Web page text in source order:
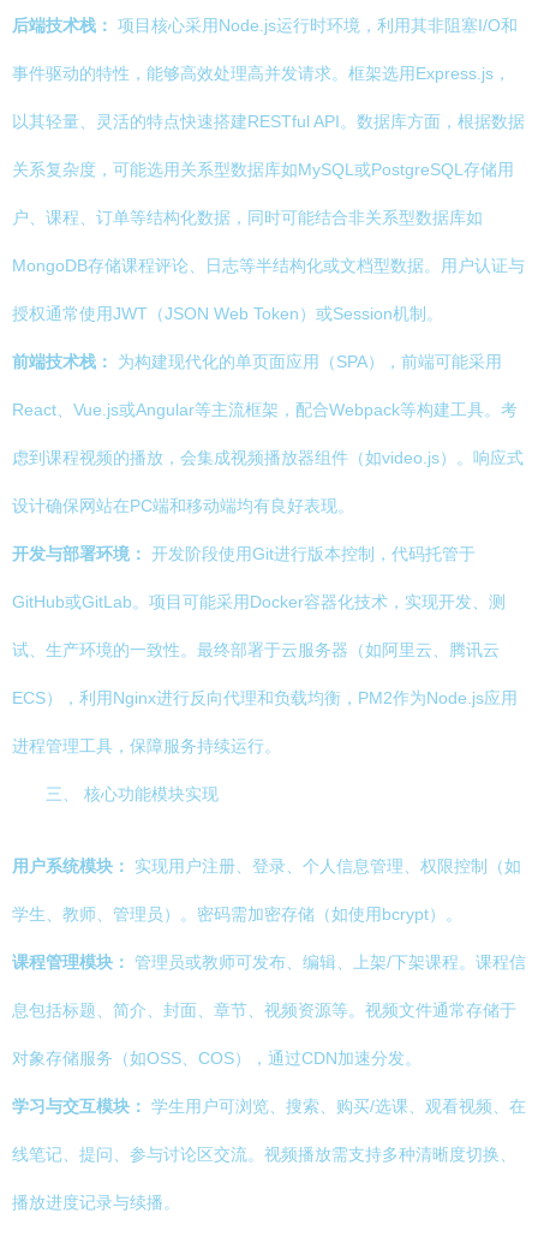
后端技术栈： 项目核心采用Node.js运行时环境，利用其非阻塞I/O和
事件驱动的特性，能够高效处理高并发请求。框架选用Express.js，
以其轻量、灵活的特点快速搭建RESTful API。数据库方面，根据数据
关系复杂度，可能选用关系型数据库如MySQL或PostgreSQL存储用
户、课程、订单等结构化数据，同时可能结合非关系型数据库如
MongoDB存储课程评论、日志等半结构化或文档型数据。用户认证与
授权通常使用JWT（JSON Web Token）或Session机制。
前端技术栈： 为构建现代化的单页面应用（SPA），前端可能采用
React、Vue.js或Angular等主流框架，配合Webpack等构建工具。考
虑到课程视频的播放，会集成视频播放器组件（如video.js）。响应式
设计确保网站在PC端和移动端均有良好表现。
开发与部署环境： 开发阶段使用Git进行版本控制，代码托管于
GitHub或GitLab。项目可能采用Docker容器化技术，实现开发、测
试、生产环境的一致性。最终部署于云服务器（如阿里云、腾讯云
ECS），利用Nginx进行反向代理和负载均衡，PM2作为Node.js应用
进程管理工具，保障服务持续运行。
三、 核心功能模块实现
用户系统模块： 实现用户注册、登录、个人信息管理、权限控制（如
学生、教师、管理员）。密码需加密存储（如使用bcrypt）。
课程管理模块： 管理员或教师可发布、编辑、上架/下架课程。课程信
息包括标题、简介、封面、章节、视频资源等。视频文件通常存储于
对象存储服务（如OSS、COS），通过CDN加速分发。
学习与交互模块： 学生用户可浏览、搜索、购买/选课、观看视频、在
线笔记、提问、参与讨论区交流。视频播放需支持多种清晰度切换、
播放进度记录与续播。